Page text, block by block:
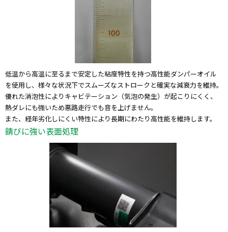
低温から高温に至るまで安定した粘度特性を持つ高性能ダンパーオイル
を使用し、様々な状況下でスムーズなストロークと確実な減衰力を維持。
優れた消泡性によりキャビテーション（気泡の発生）が起こりにくく、
熱ダレにも強いため悪路走行でも音を上げません。
また、経年劣化しにくい特性により長期にわたり高性能を維持します。
錆びに強い表面処理